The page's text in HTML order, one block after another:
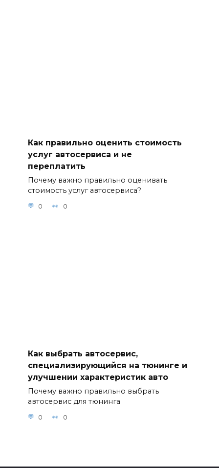
Как правильно оценить стоимость
услуг автосервиса и не
переплатить
Почему важно правильно оценивать
стоимость услуг автосервиса?
0 0
Как выбрать автосервис,
специализирующийся на тюнинге и
улучшении характеристик авто
Почему важно правильно выбрать
автосервис для тюнинга
0 0